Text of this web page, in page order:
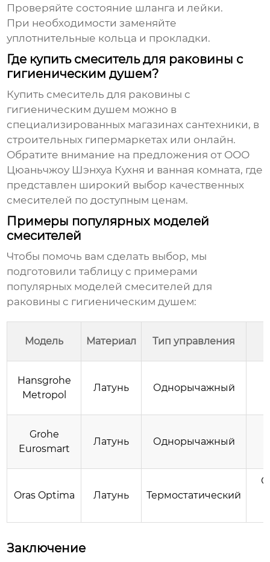
Проверяйте состояние шланга и лейки.
При необходимости заменяйте
уплотнительные кольца и прокладки.
Где купить смеситель для раковины с
гигиеническим душем?
Купить смеситель для раковины с
гигиеническим душем можно в
специализированных магазинах сантехники, в
строительных гипермаркетах или онлайн.
Обратите внимание на предложения от ООО
Цюаньчжоу Шэнхуа Кухня и ванная комната, где
представлен широкий выбор качественных
смесителей по доступным ценам.
Примеры популярных моделей
смесителей
Чтобы помочь вам сделать выбор, мы
подготовили таблицу с примерами
популярных моделей смесителей для
раковины с гигиеническим душем:
Модель Материал Тип управления
Hansgrohe
Metropol
Латунь Однорычажный
Grohe
Eurosmart
Латунь Однорычажный
Oras Optima Латунь Термостатический
С
Заключение